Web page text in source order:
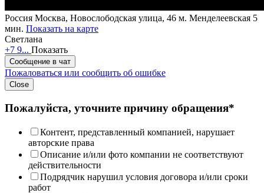
Россия Москва, Новослободская улица, 46 м. Менделеевская 5
мин. Показать на карте
Светлана
+7 9... Показать
Сообщение в чат
Пожаловаться или сообщить об ошибке
Close
Пожалуйста, уточните причину обращения*
Контент, представленный компанией, нарушает
авторские права
Описание и/или фото компании не соответствуют
действительности
Подрядчик нарушил условия договора и/или сроки
работ